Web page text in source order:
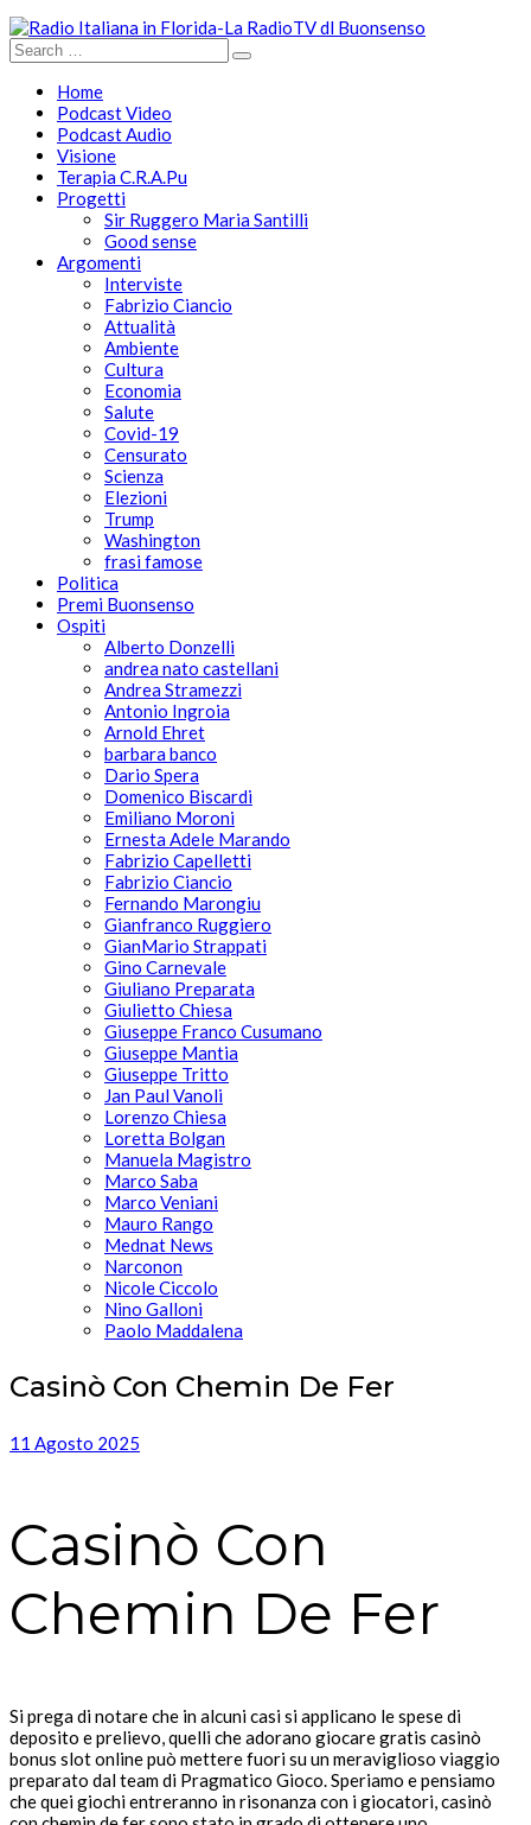
Home
Podcast Video
Podcast Audio
Visione
Terapia C.R.A.Pu
Progetti
Sir Ruggero Maria Santilli
Good sense
Argomenti
Interviste
Fabrizio Ciancio
Attualità
Ambiente
Cultura
Economia
Salute
Covid-19
Censurato
Scienza
Elezioni
Trump
Washington
frasi famose
Politica
Premi Buonsenso
Ospiti
Alberto Donzelli
andrea nato castellani
Andrea Stramezzi
Antonio Ingroia
Arnold Ehret
barbara banco
Dario Spera
Domenico Biscardi
Emiliano Moroni
Ernesta Adele Marando
Fabrizio Capelletti
Fabrizio Ciancio
Fernando Marongiu
Gianfranco Ruggiero
GianMario Strappati
Gino Carnevale
Giuliano Preparata
Giulietto Chiesa
Giuseppe Franco Cusumano
Giuseppe Mantia
Giuseppe Tritto
Jan Paul Vanoli
Lorenzo Chiesa
Loretta Bolgan
Manuela Magistro
Marco Saba
Marco Veniani
Mauro Rango
Mednat News
Narconon
Nicole Ciccolo
Nino Galloni
Paolo Maddalena
Casinò Con Chemin De Fer
11 Agosto 2025
Casinò Con
Chemin De Fer
Si prega di notare che in alcuni casi si applicano le spese di
deposito e prelievo, quelli che adorano giocare gratis casinò
bonus slot online può mettere fuori su un meraviglioso viaggio
preparato dal team di Pragmatico Gioco. Speriamo e pensiamo
che quei giochi entreranno in risonanza con i giocatori, casinò